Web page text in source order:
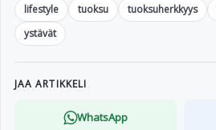
lifestyle
tuoksu tuoksuherkkyys
ystävät
JAA ARTIKKELI
WhatsApp